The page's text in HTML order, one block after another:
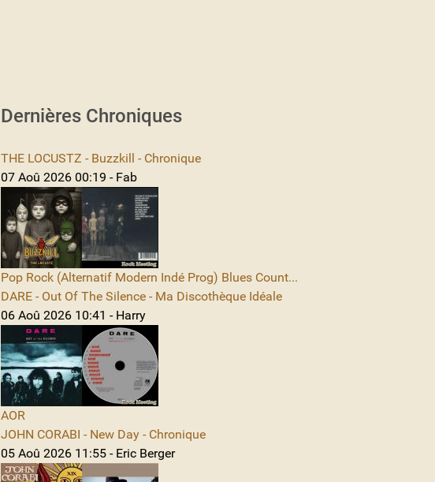
Dernières Chroniques
THE LOCUSTZ - Buzzkill - Chronique
07 Aoû 2026 00:19 - Fab
Pop Rock (Alternatif Modern Indé Prog) Blues Count...
DARE - Out Of The Silence - Ma Discothèque Idéale
06 Aoû 2026 10:41 - Harry
AOR
JOHN CORABI - New Day - Chronique
05 Aoû 2026 11:55 - Eric Berger